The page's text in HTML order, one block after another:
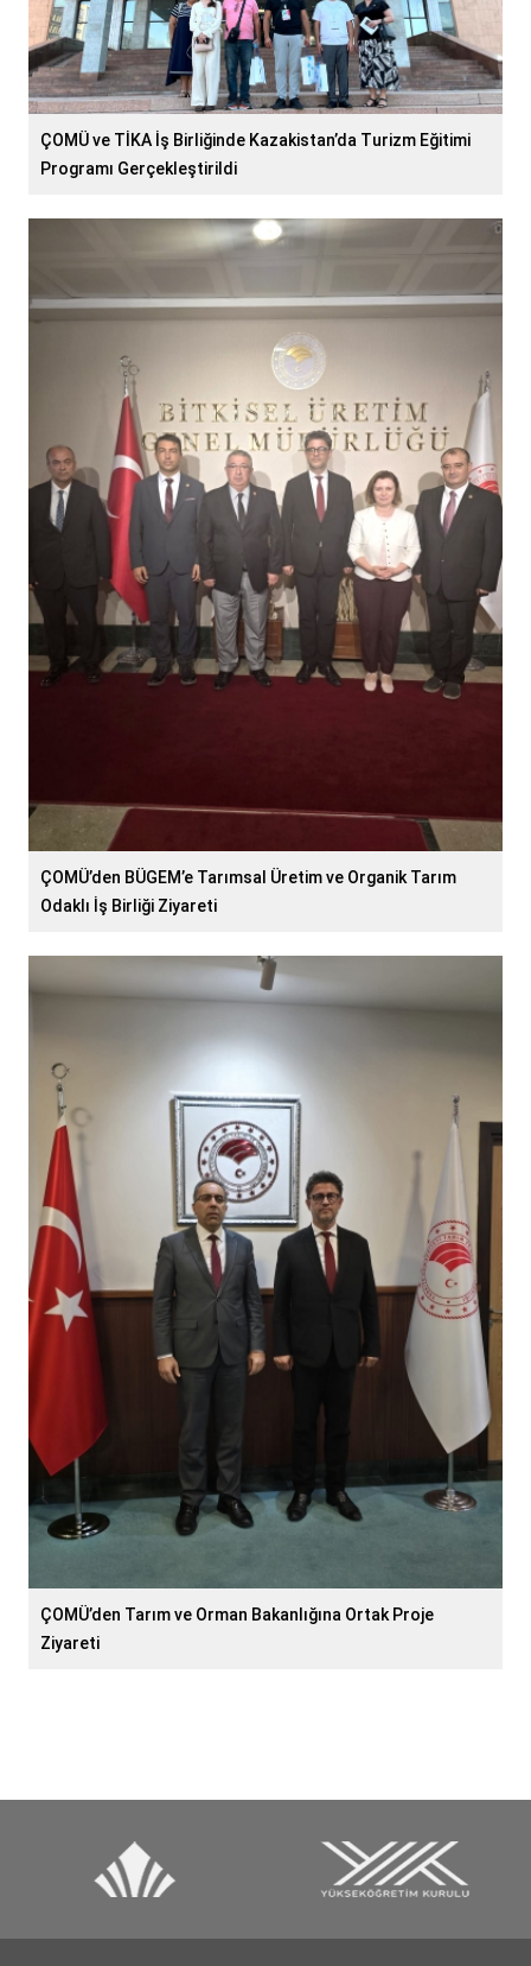
ÇOMÜ ve TİKA İş Birliğinde Kazakistan’da Turizm Eğitimi
Programı Gerçekleştirildi
ÇOMÜ’den BÜGEM’e Tarımsal Üretim ve Organik Tarım
Odaklı İş Birliği Ziyareti
ÇOMÜ’den Tarım ve Orman Bakanlığına Ortak Proje
Ziyareti